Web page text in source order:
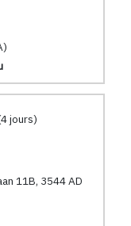
jours)
11B, 3544 AD